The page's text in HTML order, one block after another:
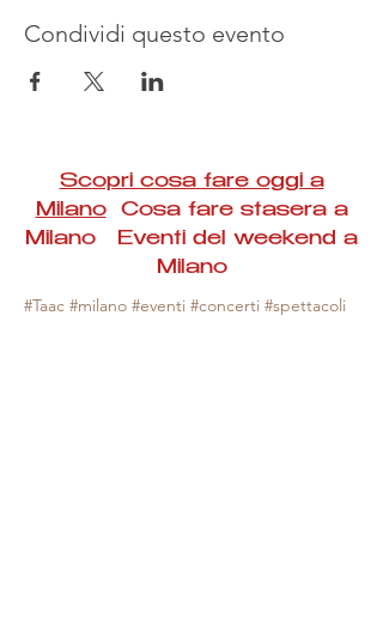
Condividi questo evento
Scopri cosa fare oggi a
MilanoCosa fare stasera a
Milano Eventi del weekend a
Milano
#Taac #milano #eventi #concerti #spettacoli